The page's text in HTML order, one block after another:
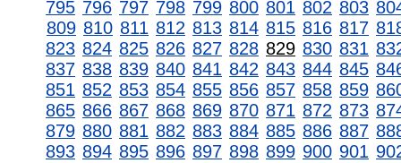
795 796 797 798 799 800 801 802 803
809 810 811 812 813 814 815 816 817
823 824 825 826 827 828 829 830 831
837 838 839 840 841 842 843 844 845
851 852 853 854 855 856 857 858 859
865 866 867 868 869 870 871 872 873
879 880 881 882 883 884 885 886 887
893 894 895 896 897 898 899 900 901